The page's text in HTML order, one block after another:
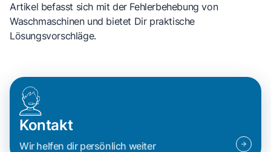
Artikel befasst sich mit der Fehlerbehebung von
Waschmaschinen und bietet Dir praktische
Lösungsvorschläge.
Kontakt
Wir helfen dir persönlich weiter